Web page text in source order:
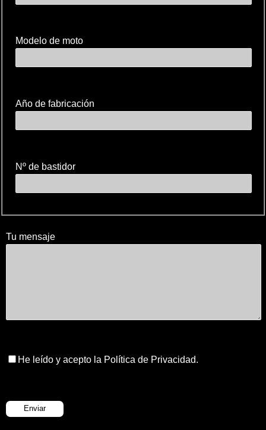
Modelo de moto
Año de fabricación
Nº de bastidor
Tu mensaje
He leído y acepto la Política de Privacidad.